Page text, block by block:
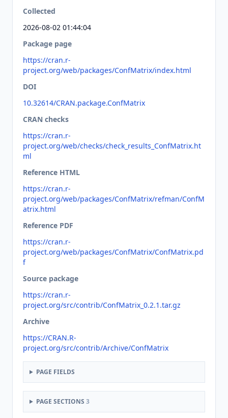
Collected
2026-08-02 01:44:04
Package page
https://cran.r-
project.org/web/packages/ConfMatrix/index.html
DOI
10.32614/CRAN.package.ConfMatrix
CRAN checks
https://cran.r-
project.org/web/checks/check_results_ConfMatrix.ht
ml
Reference HTML
https://cran.r-
project.org/web/packages/ConfMatrix/refman/ConfM
atrix.html
Reference PDF
https://cran.r-
project.org/web/packages/ConfMatrix/ConfMatrix.pd
f
Source package
https://cran.r-
project.org/src/contrib/ConfMatrix_0.2.1.tar.gz
Archive
https://CRAN.R-
project.org/src/contrib/Archive/ConfMatrix
PAGE FIELDS
PAGE SECTIONS 3